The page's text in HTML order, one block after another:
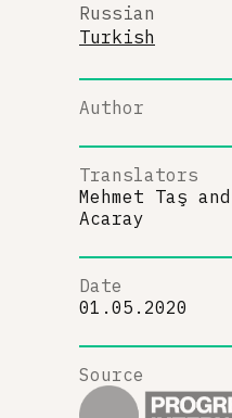
Russian
Turkish
Author
Translators
Mehmet Taş and
Acaray
Date
01.05.2020
Source